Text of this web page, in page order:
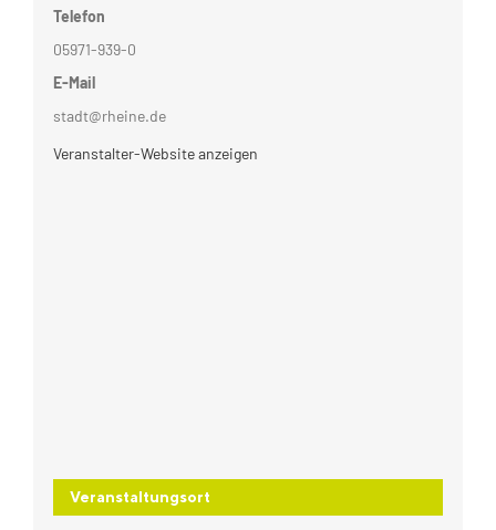
Telefon
05971-939-0
E-Mail
stadt@rheine.de
Veranstalter-Website anzeigen
Veranstaltungsort